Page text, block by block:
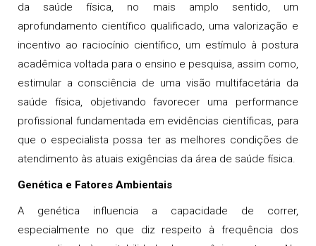
da saúde física, no mais amplo sentido, um
aprofundamento científico qualificado, uma valorização e
incentivo ao raciocínio científico, um estímulo à postura
acadêmica voltada para o ensino e pesquisa, assim como,
estimular a consciência de uma visão multifacetária da
saúde física, objetivando favorecer uma performance
profissional fundamentada em evidências científicas, para
que o especialista possa ter as melhores condições de
atendimento às atuais exigências da área de saúde física.
Genética e Fatores Ambientais
A genética influencia a capacidade de correr,
especialmente no que diz respeito à frequência dos